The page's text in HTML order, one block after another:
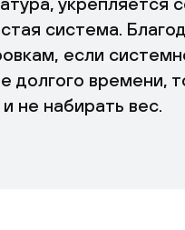
система.
если
долгого времени,
не набирать вес.